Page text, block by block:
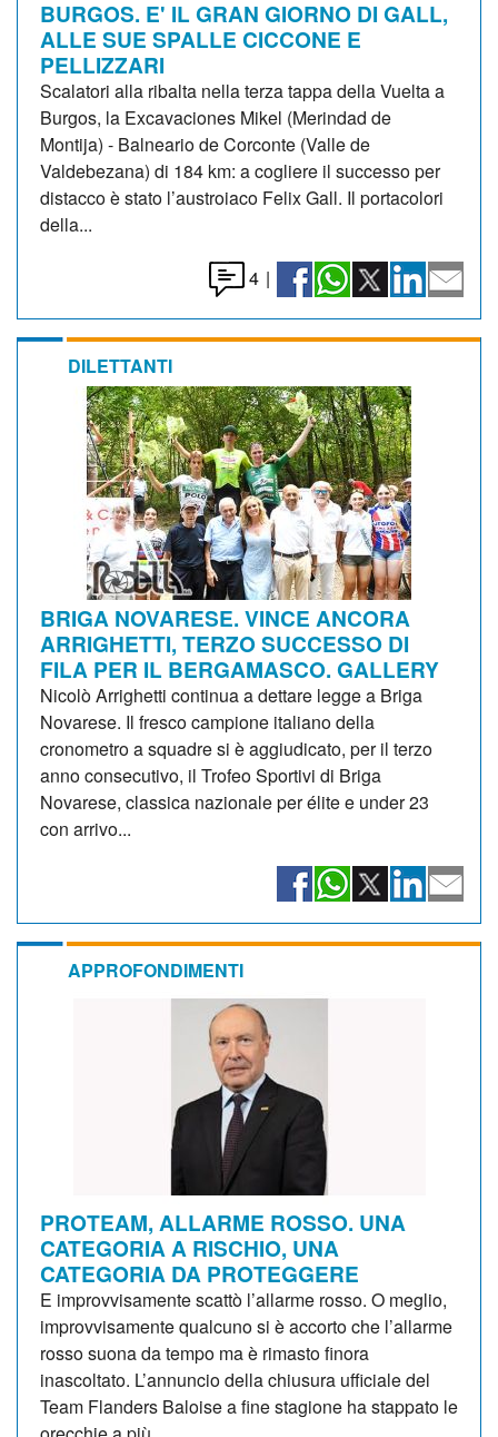
BURGOS. E' IL GRAN GIORNO DI GALL,
ALLE SUE SPALLE CICCONE E
PELLIZZARI
Scalatori alla ribalta nella terza tappa della Vuelta a
Burgos, la Excavaciones Mikel (Merindad de
Montija) - Balneario de Corconte (Valle de
Valdebezana) di 184 km: a cogliere il successo per
distacco è stato l’austroiaco Felix Gall. Il portacolori
della...
4 |
DILETTANTI
BRIGA NOVARESE. VINCE ANCORA
ARRIGHETTI, TERZO SUCCESSO DI
FILA PER IL BERGAMASCO. GALLERY
Nicolò Arrighetti continua a dettare legge a Briga
Novarese. Il fresco campione italiano della
cronometro a squadre si è aggiudicato, per il terzo
anno consecutivo, il Trofeo Sportivi di Briga
Novarese, classica nazionale per élite e under 23
con arrivo...
APPROFONDIMENTI
PROTEAM, ALLARME ROSSO. UNA
CATEGORIA A RISCHIO, UNA
CATEGORIA DA PROTEGGERE
E improvvisamente scattò l’allarme rosso. O meglio,
improvvisamente qualcuno si è accorto che l’allarme
rosso suona da tempo ma è rimasto finora
inascoltato. L’annuncio della chiusura ufficiale del
Team Flanders Baloise a fine stagione ha stappato le